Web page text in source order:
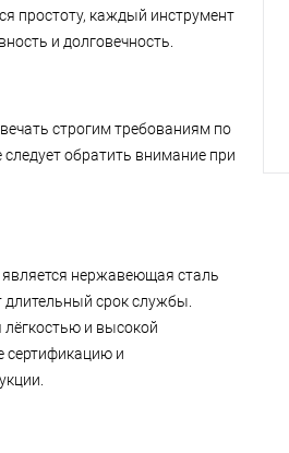
простоту, каждый инструмент
и долговечность.
строгим требованиям по
обратить внимание при
нержавеющая сталь
длительный срок службы.
и высокой
сертификацию и